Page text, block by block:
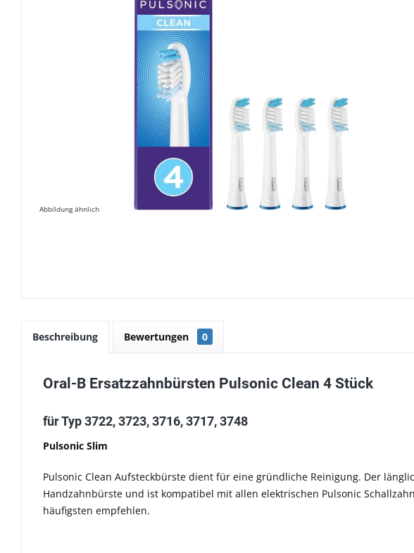
Abbildung ähnlich
Beschreibung Bewertungen 0
Oral-B Ersatzzahnbürsten Pulsonic Clean 4 Stück
für Typ 3722, 3723, 3716, 3717, 3748
Pulsonic Slim
Pulsonic Clean Aufsteckbürste dient für eine gründliche Reinigung. Der
Handzahnbürste und ist kompatibel mit allen elektrischen Pulsonic
häufigsten empfehlen.